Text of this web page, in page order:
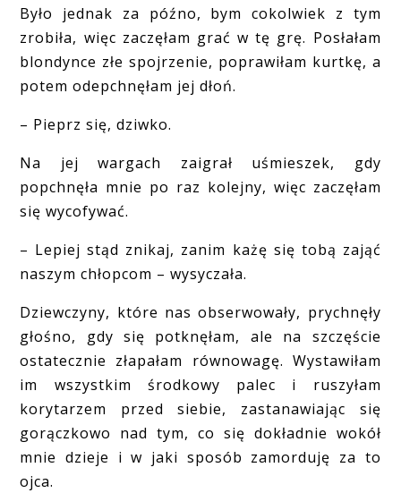
Było jednak za późno, bym cokolwiek z tym
zrobiła, więc zaczęłam grać w tę grę. Posłałam
blondynce złe spojrzenie, poprawiłam kurtkę, a
potem odepchnęłam jej dłoń.
– Pieprz się, dziwko.
Na jej wargach zaigrał uśmieszek, gdy
popchnęła mnie po raz kolejny, więc zaczęłam
się wycofywać.
– Lepiej stąd znikaj, zanim każę się tobą zająć
naszym chłopcom – wysyczała.
Dziewczyny, które nas obserwowały, prychnęły
głośno, gdy się potknęłam, ale na szczęście
ostatecznie złapałam równowagę. Wystawiłam
im wszystkim środkowy palec i ruszyłam
korytarzem przed siebie, zastanawiając się
gorączkowo nad tym, co się dokładnie wokół
mnie dzieje i w jaki sposób zamorduję za to
ojca.